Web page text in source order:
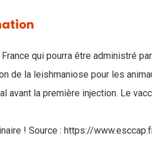
qui pourra être administré
de la leishmaniose pour les
avant la première injection. Le
! Source : https://